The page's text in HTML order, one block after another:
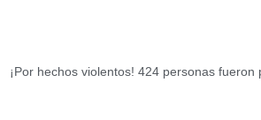
¡Por hechos violentos! 424 personas